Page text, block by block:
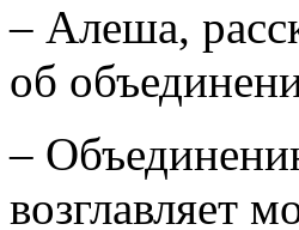
– Алеша,
об
–
возглавляет